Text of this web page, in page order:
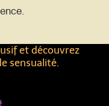
et découvrez
sensualité.